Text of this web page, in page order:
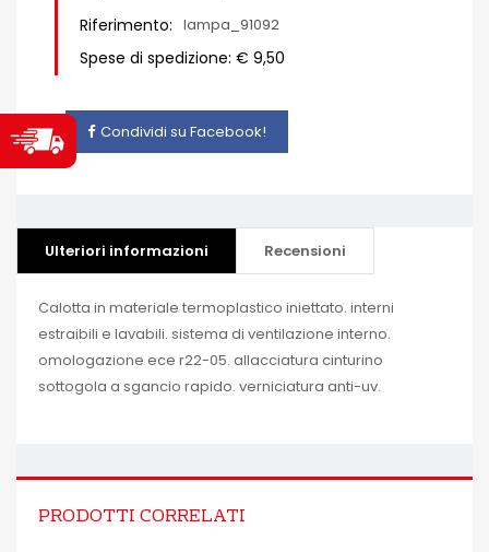
Riferimento: lampa_91092
Spese di spedizione: € 9,50
Condividi su Facebook!
Ulteriori informazioni Recensioni
Calotta in materiale termoplastico iniettato. interni
estraibili e lavabili. sistema di ventilazione interno.
omologazione ece r22-05. allacciatura cinturino
sottogola a sgancio rapido. verniciatura anti-uv.
PRODOTTI CORRELATI